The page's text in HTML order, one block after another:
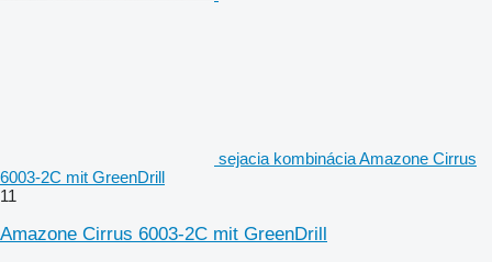
sejacia kombinácia Amazone Cirrus
6003-2C mit GreenDrill
11
Amazone Cirrus 6003-2C mit GreenDrill